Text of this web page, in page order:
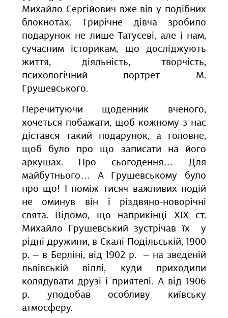
Михайло Сергійович вже вів у подібних
блокнотах. Трирічне дівча зробило
подарунок не лише Татусеві, але і нам,
сучасним історикам, що досліджують
життя, діяльність, творчість,
психологічний портрет М.
Грушевського.
Перечитуючи щоденник вченого,
хочеться побажати, щоб кожному з нас
дістався такий подарунок, а головне,
щоб було про що записати на його
аркушах. Про сьогодення… Для
майбутнього… А Грушевському було
про що! І поміж тисяч важливих подій
не оминув він і різдвяно-новорічні
свята. Відомо, що наприкінці ХІХ ст.
Михайло Грушевський зустрічав їх у
рідні дружини, в Скалі-Подільській, 1900
р. – в Берліні, від 1902 р. – на зведеній
львівській віллі, куди приходили
колядувати друзі і приятелі. А від 1906
р. уподобав особливу київську
атмосферу.